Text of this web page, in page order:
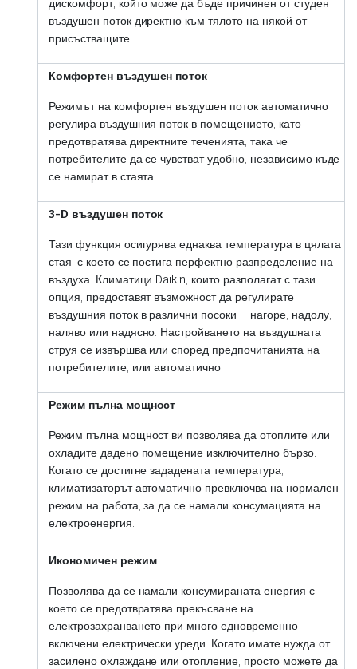
дискомфорт, който може да бъде причинен от студен
въздушен поток директно към тялото на някой от
присъстващите.
Комфортен въздушен поток
Режимът на комфортен въздушен поток автоматично
регулира въздушния поток в помещението, като
предотвратява директните теченията, така че
потребителите да се чувстват удобно, независимо къде
се намират в стаята.
3-D въздушен поток
Тази функция осигурява еднаква температура в цялата
стая, с което се постига перфектно разпределение на
въздуха. Климатици Daikin, които разполагат с тази
опция, предоставят възможност да регулирате
въздушния поток в различни посоки – нагоре, надолу,
наляво или надясно. Настройването на въздушната
струя се извършва или според предпочитанията на
потребителите, или автоматично.
Режим пълна мощност
Режим пълна мощност ви позволява да отоплите или
охладите дадено помещение изключително бързо.
Когато се достигне зададената температура,
климатизаторът автоматично превключва на нормален
режим на работа, за да се намали консумацията на
електроенергия.
Икономичен режим
Позволява да се намали консумираната енергия с
което се предотвратява прекъсване на
електрозахранването при много едновременно
включени електрически уреди. Когато имате нужда от
засилено охлаждане или отопление, просто можете да